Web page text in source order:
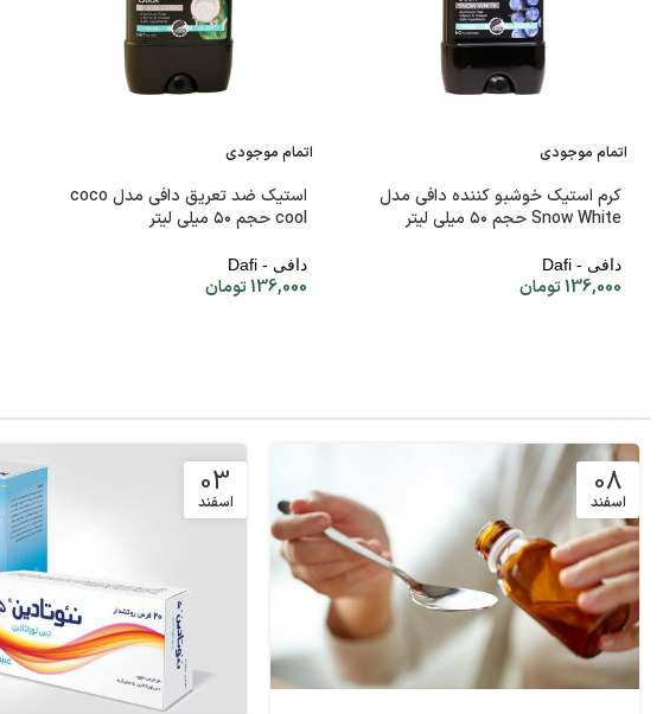
اتمام موجودی
کرم استیک خوشبو کننده دافی مدل
Snow White حجم ۵۰ میلی لیتر
دافی - Dafi
136,000تومان
اتمام موجودی
استیک ضد تعریق دافی مدل coco
cool حجم ۵۰ میلی لیتر
دافی - Dafi
136,000تومان
08
اسفند
03
اسفند